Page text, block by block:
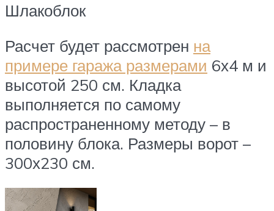
Шлакоблок
Расчет будет рассмотрен на
примере гаража размерами 6х4 м и
высотой 250 см. Кладка
выполняется по самому
распространенному методу – в
половину блока. Размеры ворот –
300х230 см.